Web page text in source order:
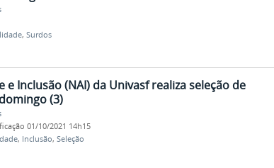
, Surdos
e Inclusão (NAI) da Univasf realiza seleção de
(3)
01/10/2021 14h15
, Inclusão, Seleção